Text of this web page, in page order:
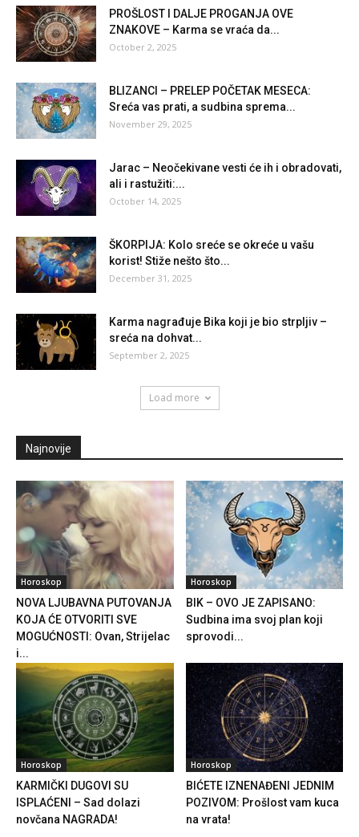
PROŠLOST I DALJE PROGANJA OVE
ZNAKOVE – Karma se vraća da...
October 2, 2025
BLIZANCI – PRELEP POČETAK MESECA:
Sreća vas prati, a sudbina sprema...
November 29, 2025
Jarac – Neočekivane vesti će ih i obradovati,
ali i rastužiti:...
October 14, 2025
ŠKORPIJA: Kolo sreće se okreće u vašu
korist! Stiže nešto što...
December 31, 2025
Karma nagrađuje Bika koji je bio strpljiv –
sreća na dohvat...
September 2, 2025
Load more
Najnovije
Horoskop
NOVA LJUBAVNA PUTOVANJA
KOJA ĆE OTVORITI SVE
MOGUĆNOSTI: Ovan, Strijelac
i...
Horoskop
BIK – OVO JE ZAPISANO:
Sudbina ima svoj plan koji
sprovodi...
Horoskop
KARMIČKI DUGOVI SU
ISPLAĆENI – Sad dolazi
novčana NAGRADA!
Horoskop
BIĆETE IZNENAĐENI JEDNIM
POZIVOM: Prošlost vam kuca
na vrata!